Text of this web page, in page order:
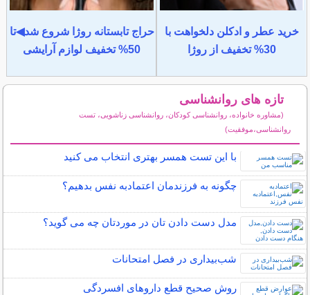
خرید عطر و ادکلن دلخواهت با
30% تخفیف از روژا
حراج تابستانه روژا شروع شد◀تا
50% تخفیف لوازم آرایشی
تازه های روانشناسی
(مشاوره خانواده، روانشناسی کودکان، روانشناسی زناشویی، تست
روانشناسی،موفقیت)
با این تست همسر بهتری انتخاب می کنید
چگونه به فرزندمان اعتمادبه نفس بدهیم؟
مدل دست دادن تان در موردتان چه می گوید؟
شب‌بیداری در فصل امتحانات
روش صحیح قطع داروهای افسردگی